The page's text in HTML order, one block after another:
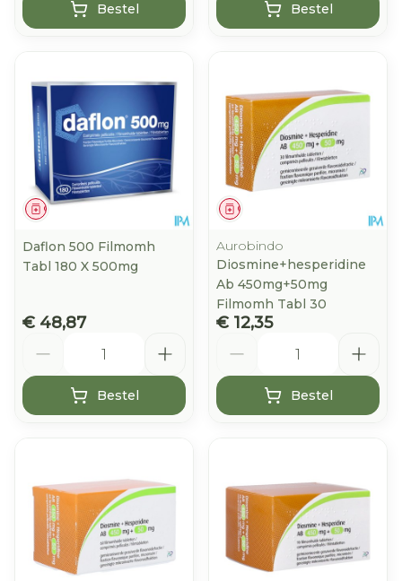
Bestel Bestel
Geneesmiddel
Daflon 500 Filmomh
Tabl 180 X 500mg
€ 48,87
Bestel
Geneesmiddel
Aurobindo
Diosmine+hesperidine
Ab 450mg+50mg
Filmomh Tabl 30
€ 12,35
Bestel